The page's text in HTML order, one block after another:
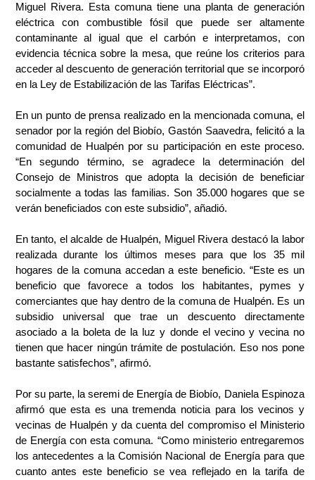
Miguel Rivera. Esta comuna tiene una planta de generación
eléctrica con combustible fósil que puede ser altamente
contaminante al igual que el carbón e interpretamos, con
evidencia técnica sobre la mesa, que reúne los criterios para
acceder al descuento de generación territorial que se incorporó
en la Ley de Estabilización de las Tarifas Eléctricas”.
En un punto de prensa realizado en la mencionada comuna, el
senador por la región del Biobío, Gastón Saavedra, felicitó a la
comunidad de Hualpén por su participación en este proceso.
“En segundo término, se agradece la determinación del
Consejo de Ministros que adopta la decisión de beneficiar
socialmente a todas las familias. Son 35.000 hogares que se
verán beneficiados con este subsidio”, añadió.
En tanto, el alcalde de Hualpén, Miguel Rivera destacó la labor
realizada durante los últimos meses para que los 35 mil
hogares de la comuna accedan a este beneficio. “Este es un
beneficio que favorece a todos los habitantes, pymes y
comerciantes que hay dentro de la comuna de Hualpén. Es un
subsidio universal que trae un descuento directamente
asociado a la boleta de la luz y donde el vecino y vecina no
tienen que hacer ningún trámite de postulación. Eso nos pone
bastante satisfechos”, afirmó.
Por su parte, la seremi de Energíade Biobío, Daniela Espinoza
afirmó que esta es una tremenda noticia para los vecinos y
vecinas de Hualpén y da cuenta del compromiso el Ministerio
de Energía con esta comuna. “Como ministerio entregaremos
los antecedentes a la Comisión Nacional de Energía para que
cuanto antes este beneficio se vea reflejado en la tarifa de